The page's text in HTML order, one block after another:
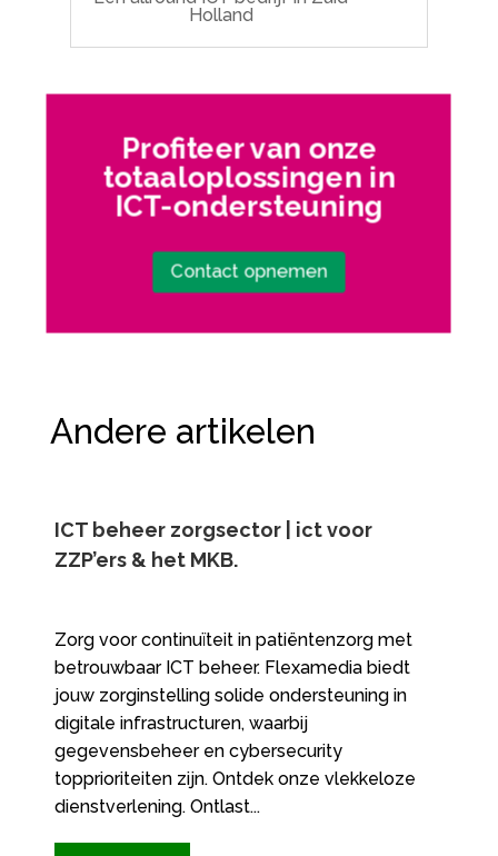
Holland
Profiteer van onze
totaaloplossingen in
ICT-ondersteuning
Contact opnemen
Andere artikelen
ICT beheer zorgsector | ict voor
ZZP’ers & het MKB.
Zorg voor continuïteit in patiëntenzorg met
betrouwbaar ICT beheer. Flexamedia biedt
jouw zorginstelling solide ondersteuning in
digitale infrastructuren, waarbij
gegevensbeheer en cybersecurity
topprioriteiten zijn. Ontdek onze vlekkeloze
dienstverlening. Ontlast...